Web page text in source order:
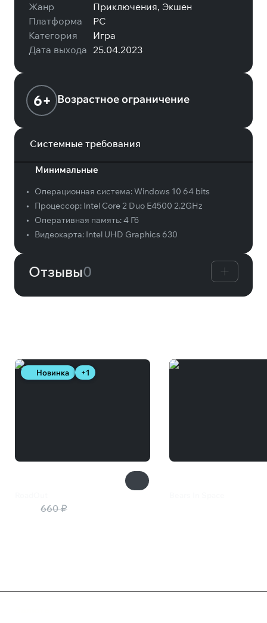
Жанр
Приключения, Экшен
Платформа
PC
Категория
Игра
Дата выхода 25.04.2023
6+ Возрастное ограничение
Системные требования
Минимальные
• Операционная система:Windows 10 64 bits
•
Процессор: Intel Core 2 Duo E4500 2.2GHz
•
Оперативная память:4 Гб
•
Видеокарта: Intel UHD Graphics 630
Отзывы0
Новинка +1
660 ₽